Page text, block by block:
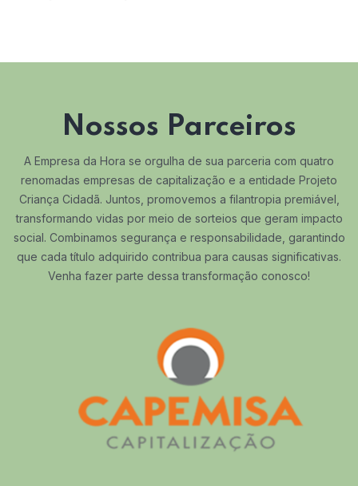
Nossos Parceiros
A Empresa da Hora se orgulha de sua parceria com quatro
renomadas empresas de capitalização e a entidade Projeto
Criança Cidadã. Juntos, promovemos a filantropia premiável,
transformando vidas por meio de sorteios que geram impacto
social. Combinamos segurança e responsabilidade, garantindo
que cada título adquirido contribua para causas significativas.
Venha fazer parte dessa transformação conosco!